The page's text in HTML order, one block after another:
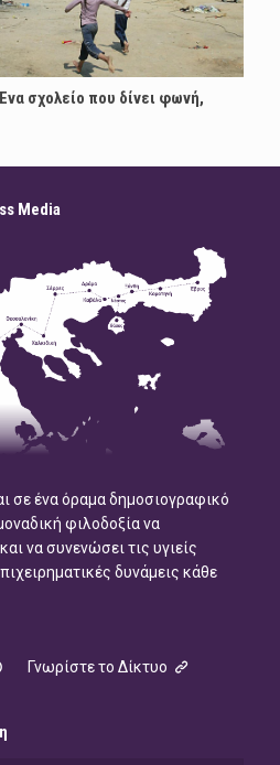
σχολείο που δίνει φωνή,
Media
σε ένα όραμα δημοσιογραφικό
φιλοδοξία να
να συνενώσει τις υγιείς
δυνάμεις κάθε
Γνωρίστε το Δίκτυο